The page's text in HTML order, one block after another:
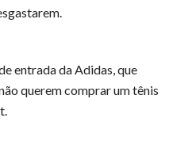
entrada da Adidas, que
querem comprar um tênis